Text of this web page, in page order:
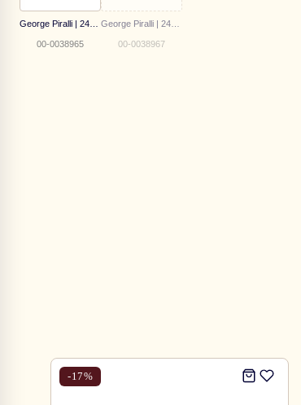
00-0038965 00-0038967
-17%